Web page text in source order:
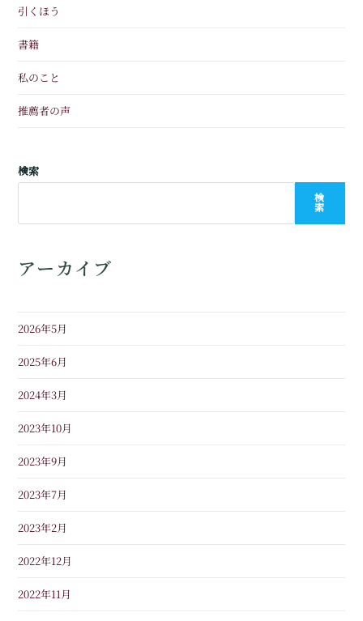
引くほう
書籍
私のこと
推薦者の声
検索
検
索
アーカイブ
2026年5月
2025年6月
2024年3月
2023年10月
2023年9月
2023年7月
2023年2月
2022年12月
2022年11月